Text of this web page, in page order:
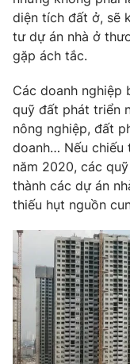
Hậu trường
Nhân vật
Khán giả
Giải sao mai
Điện ảnh
Âm nhạc
Sao
Đời sống
Làm đẹp
Chất lượng cuộc
Giáo dục
Tuyển sinh
Học trực tuyến
Công nghệ
Hitech Công nghệ
Sản phẩm
Thị trường
Tư vấn
Giao lưu trực
Lịch phát sóng
Chuyên mục khác
Emagazine
diện tích đất ở, sẽ
tư dự án nhà ở
gặp ách tắc.
Các doanh nghiệp
quỹ đất phát triển
nông nghiệp, đất
doanh… Nếu
năm 2020, các
thành các dự án
thiếu hụt nguồn